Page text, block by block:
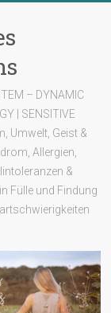
– DYNAMIC
| SENSITIVE
Umwelt, Geist &
Allergien,
&
Fülle und Findung